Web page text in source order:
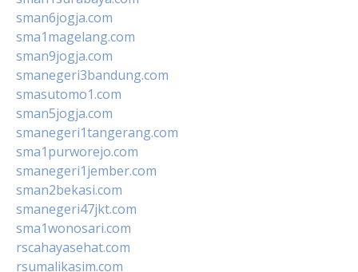
sman6jogja.com
sma1magelang.com
sman9jogja.com
smanegeri3bandung.com
smasutomo1.com
sman5jogja.com
smanegeri1tangerang.com
sma1purworejo.com
smanegeri1jember.com
sman2bekasi.com
smanegeri47jkt.com
sma1wonosari.com
rscahayasehat.com
rsumalikasim.com